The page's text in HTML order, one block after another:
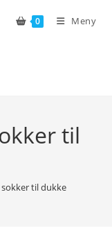
0 Meny
til
til dukke